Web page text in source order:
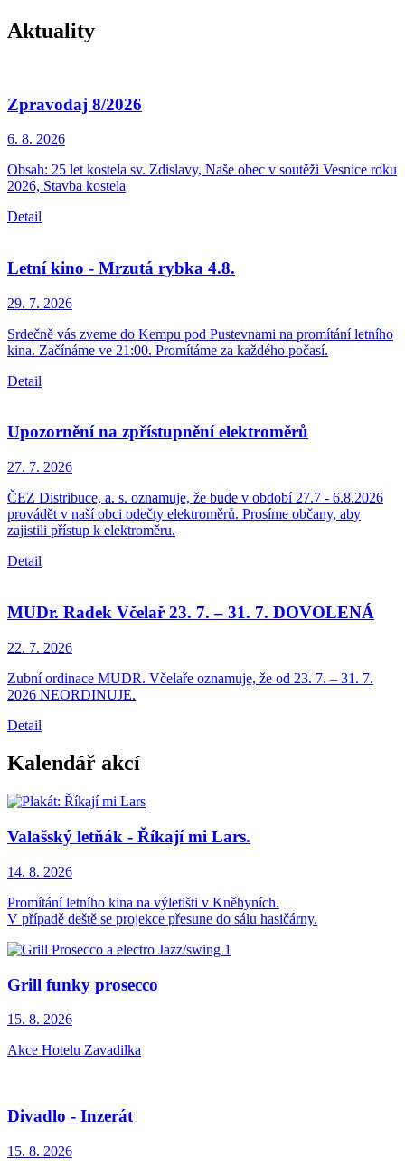
Aktuality
Zpravodaj 8/2026
6. 8. 2026
Obsah: 25 let kostela sv. Zdislavy, Naše obec v soutěži Vesnice roku
2026, Stavba kostela
Detail
Letní kino - Mrzutá rybka 4.8.
29. 7. 2026
Srdečně vás zveme do Kempu pod Pustevnami na promítání letního
kina. Začínáme ve 21:00. Promítáme za každého počasí.
Detail
Upozornění na zpřístupnění elektroměrů
27. 7. 2026
ČEZ Distribuce, a. s. oznamuje, že bude v období 27.7 - 6.8.2026
provádět v naší obci odečty elektroměrů. Prosíme občany, aby
zajistili přístup k elektroměru.
Detail
MUDr. Radek Včelař 23. 7. – 31. 7. DOVOLENÁ
22. 7. 2026
Zubní ordinace MUDR. Včelaře oznamuje, že od 23. 7. – 31. 7.
2026 NEORDINUJE.
Detail
Kalendář akcí
Valašský letňák - Říkají mi Lars.
14. 8. 2026
Promítání letního kina na výletišti v Kněhyních.
V případě deště se projekce přesune do sálu hasičárny.
Grill funky prosecco
15. 8. 2026
Akce Hotelu Zavadilka
Divadlo - Inzerát
15. 8. 2026